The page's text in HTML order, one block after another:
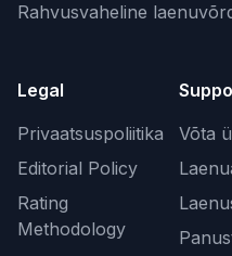
Rahvusvaheline
Legal
Privaatsuspoliitika
Editorial Policy
Rating
Methodology
Võta